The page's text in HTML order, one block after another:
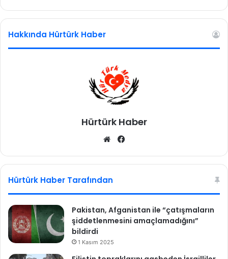
y
ı
c
ğ
i
n
i
a
ç
Hakkında Hürtürk Haber
Hürtürk Haber
We
sit bo
Hürtürk Haber Tarafından
Pakistan, Afganistan ile “çatışmaların
şiddetlenmesini amaçlamadığını”
bildirdi
1 Kasım 2025